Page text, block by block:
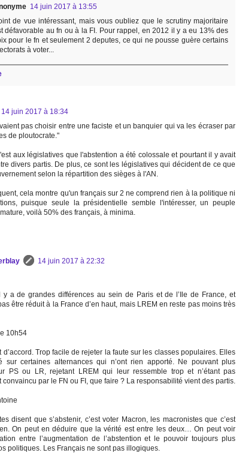
14 juin 2017 à 13:55
de vue intéressant, mais vous oubliez que le scrutiny majoritaire
défavorable au fn ou à la FI. Pour rappel, en 2012 il y a eu 13% des
pour le fn et seulement 2 deputes, ce qui ne pousse guère certains
à voter...
14 juin 2017 à 18:34
pas choisir entre une faciste et un banquier qui va les écraser par
de ploutocrate."
aux législatives que l'abstention a été colossale et pourtant il y avait
divers partis. De plus, ce sont les législatives qui décident de ce que
selon la répartition des sièges à l'AN.
cela montre qu'un français sur 2 ne comprend rien à la politique ni
puisque seule la présidentielle semble l'intéresser, un peuple
voilà 50% des français, à minima.
14 juin 2017 à 22:32
y a de grandes différences au sein de Paris et de l’Ile de France, et
être réduit à la France d’en haut, mais LREM en reste pas moins très
10h54
d’accord. Trop facile de rejeter la faute sur les classes populaires. Elles
sur certaines alternances qui n’ont rien apporté. Ne pouvant plus
PS ou LR, rejetant LREM qui leur ressemble trop et n’étant pas
convaincu par le FN ou FI, que faire ? La responsabilité vient des partis.
disent que s’abstenir, c’est voter Macron, les macronistes que c’est
On peut en déduire que la vérité est entre les deux… On peut voir
entre l’augmentation de l’abstention et le pouvoir toujours plus
politiques. Les Français ne sont pas illogiques.